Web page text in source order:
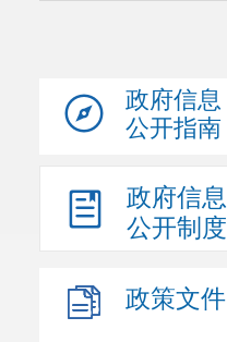
政府信息
公开指南
政府信息
公开制度
政策文件